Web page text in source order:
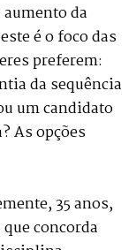
da
é o foco das
preferem:
da sequência
um candidato
As opções
35 anos,
concorda